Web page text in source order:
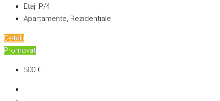
Etaj: P/4
Apartamente, Rezidențiale
Detalii
Promovat
500 €